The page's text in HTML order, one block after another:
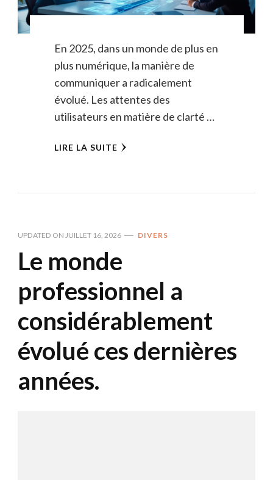
En 2025, dans un monde de plus en
plus numérique, la manière de
communiquer a radicalement
évolué. Les attentes des
utilisateurs en matière de clarté …
LIRE LA SUITE
UPDATED ON JUILLET 16, 2026 DIVERS
Le monde
professionnel a
considérablement
évolué ces dernières
années.